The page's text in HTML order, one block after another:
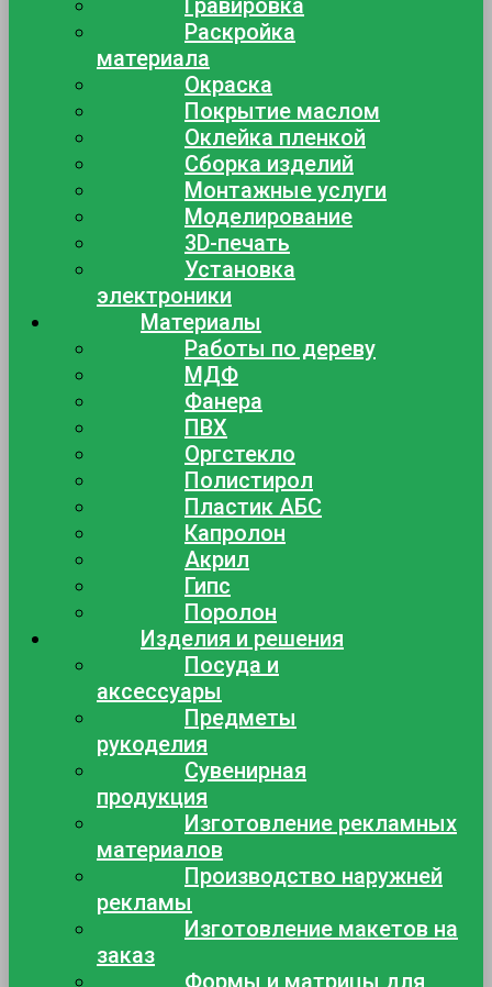
Гравировка
Раскройка
материала
Окраска
Покрытие маслом
Оклейка пленкой
Сборка изделий
Монтажные услуги
Моделирование
3D-печать
Установка
электроники
Материалы
Работы по дереву
МДФ
Фанера
ПВХ
Оргстекло
Полистирол
Пластик АБС
Капролон
Акрил
Гипс
Поролон
Изделия и решения
Посуда и
аксессуары
Предметы
рукоделия
Сувенирная
продукция
Изготовление рекламных
материалов
Производство наружней
рекламы
Изготовление макетов на
заказ
Формы и матрицы для